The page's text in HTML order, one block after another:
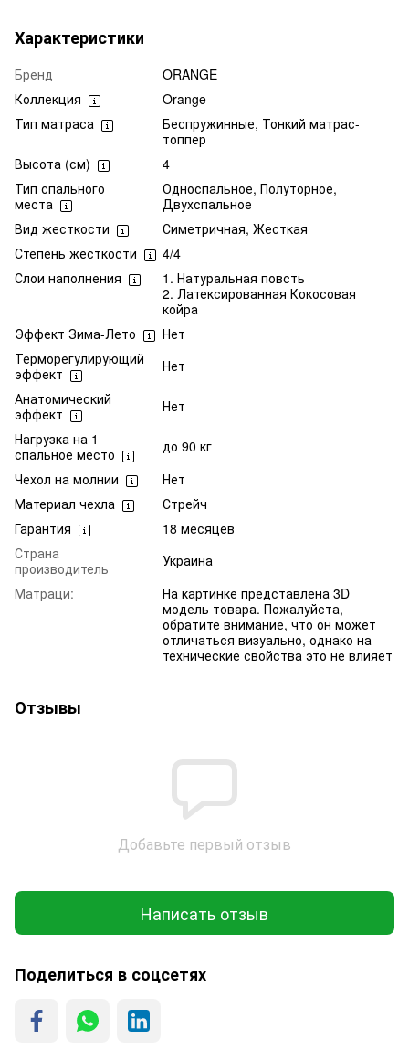
Характеристики
Бренд
ORANGE
Коллекция
Orange
Тип матраса
Беспружинные, Тонкий матрас-
топпер
Высота (см)
4
Тип спального
места
Односпальное, Полуторное,
Двухспальное
Вид жесткости
Симетричная, Жесткая
Степень жесткости
4/4
Слои наполнения
1. Натуральная повсть
2. Латексированная Кокосовая
койра
Эффект Зима-Лето
Нет
Терморегулирующий
эффект
Нет
Анатомический
эффект
Нет
Нагрузка на 1
спальное место
до 90 кг
Чехол на молнии
Нет
Материал чехла
Стрейч
Гарантия
18 месяцев
Страна
производитель
Украина
Матраци:
На картинке представлена 3D
модель товара. Пожалуйста,
обратите внимание, что он может
отличаться визуально, однако на
технические свойства это не влияет
Отзывы
Добавьте первый отзыв
Написать отзыв
Поделиться в соцсетях